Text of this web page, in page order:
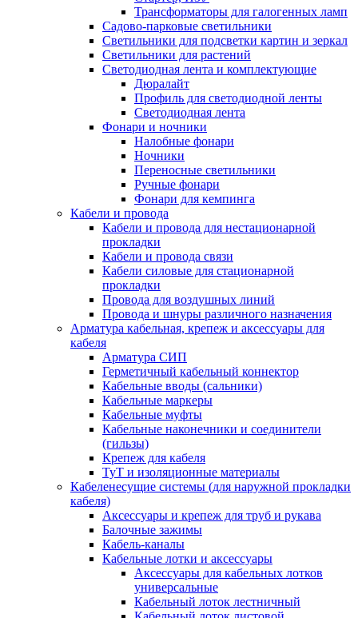
Трансформаторы для галогенных ламп
Садово-парковые светильники
Светильники для подсветки картин и зеркал
Светильники для растений
Светодиодная лента и комплектующие
Дюралайт
Профиль для светодиодной ленты
Светодиодная лента
Фонари и ночники
Налобные фонари
Ночники
Переносные светильники
Ручные фонари
Фонари для кемпинга
Кабели и провода
Кабели и провода для нестационарной
прокладки
Кабели и провода связи
Кабели силовые для стационарной
прокладки
Провода для воздушных линий
Провода и шнуры различного назначения
Арматура кабельная, крепеж и аксессуары для
кабеля
Арматура СИП
Герметичный кабельный коннектор
Кабельные вводы (сальники)
Кабельные маркеры
Кабельные муфты
Кабельные наконечники и соединители
(гильзы)
Крепеж для кабеля
ТуТ и изоляционные материалы
Кабеленесущие системы (для наружной прокладки
кабеля)
Аксессуары и крепеж для труб и рукава
Балочные зажимы
Кабель-каналы
Кабельные лотки и аксессуары
Аксессуары для кабельных лотков
универсальные
Кабельный лоток лестничный